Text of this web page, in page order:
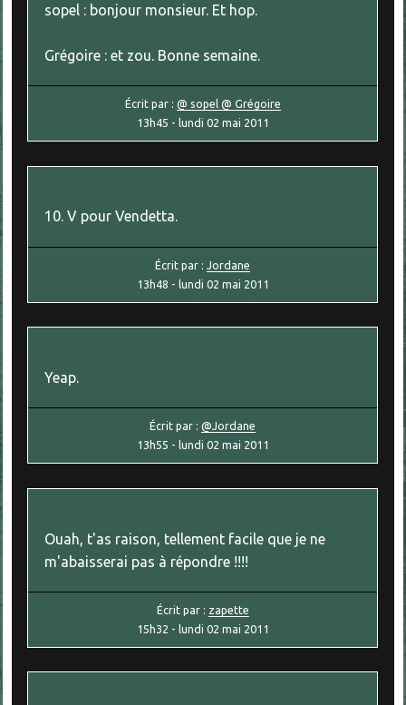
sopel : bonjour monsieur. Et hop.
Grégoire : et zou. Bonne semaine.
Écrit par : @ sopel @ Grégoire
13h45 - lundi 02 mai 2011
10. V pour Vendetta.
Écrit par : Jordane
13h48 - lundi 02 mai 2011
Yeap.
Écrit par :@Jordane
13h55 - lundi 02 mai 2011
Ouah, t'as raison, tellement facile que je ne
m'abaisserai pas à répondre !!!!
Écrit par : zapette
15h32 - lundi 02 mai 2011